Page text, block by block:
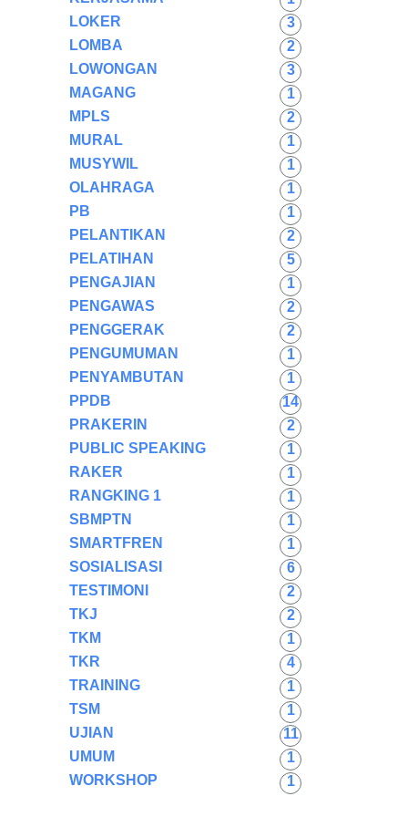
LOKER
3
LOMBA
2
LOWONGAN
3
MAGANG
1
MPLS
2
MURAL
1
MUSYWIL
1
OLAHRAGA
1
PB
1
PELANTIKAN
2
PELATIHAN
5
PENGAJIAN
1
PENGAWAS
2
PENGGERAK
2
PENGUMUMAN
1
PENYAMBUTAN
1
PPDB
14
PRAKERIN
2
PUBLIC SPEAKING
1
RAKER
1
RANGKING 1
1
SBMPTN
1
SMARTFREN
1
SOSIALISASI
6
TESTIMONI
2
TKJ
2
TKM
1
TKR
4
TRAINING
1
TSM
1
UJIAN
11
UMUM
1
WORKSHOP
1